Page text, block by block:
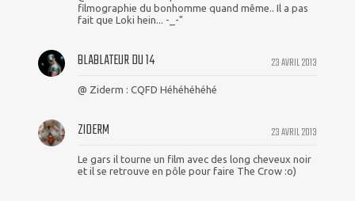
filmographie du bonhomme quand même.. Il a pas
fait que Loki hein... -_-"
23 AVRIL 2013
BLABLATEUR DU 14
@ Ziderm : CQFD Héhéhéhéhé
23 AVRIL 2013
ZIDERM
Le gars il tourne un film avec des long cheveux noir
et il se retrouve en pôle pour faire The Crow :o)